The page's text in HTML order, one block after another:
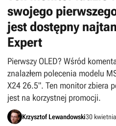
swojego
jest dostępny
Expert
Pierwszy OLED? Wśród
znalazłem polecenia modelu
X24 26.5". Ten monitor zbiera
jest na korzystnej promocji.
Krzysztof Lewandowski30